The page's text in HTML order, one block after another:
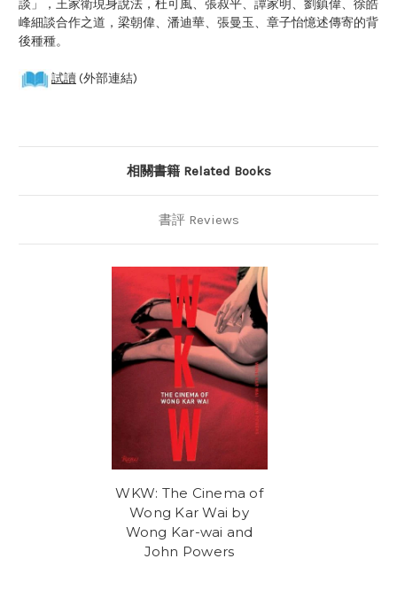
談」，王家衛現身說法，杜可風、張叔平、譚家明、劉鎮偉、徐皓
峰細談合作之道，梁朝偉、潘迪華、張曼玉、章子怡憶述傳寄的背
後種種。
試讀(外部連結)
相關書籍 Related Books
書評 Reviews
WKW: The Cinema of
Wong Kar Wai by
Wong Kar-wai and
John Powers